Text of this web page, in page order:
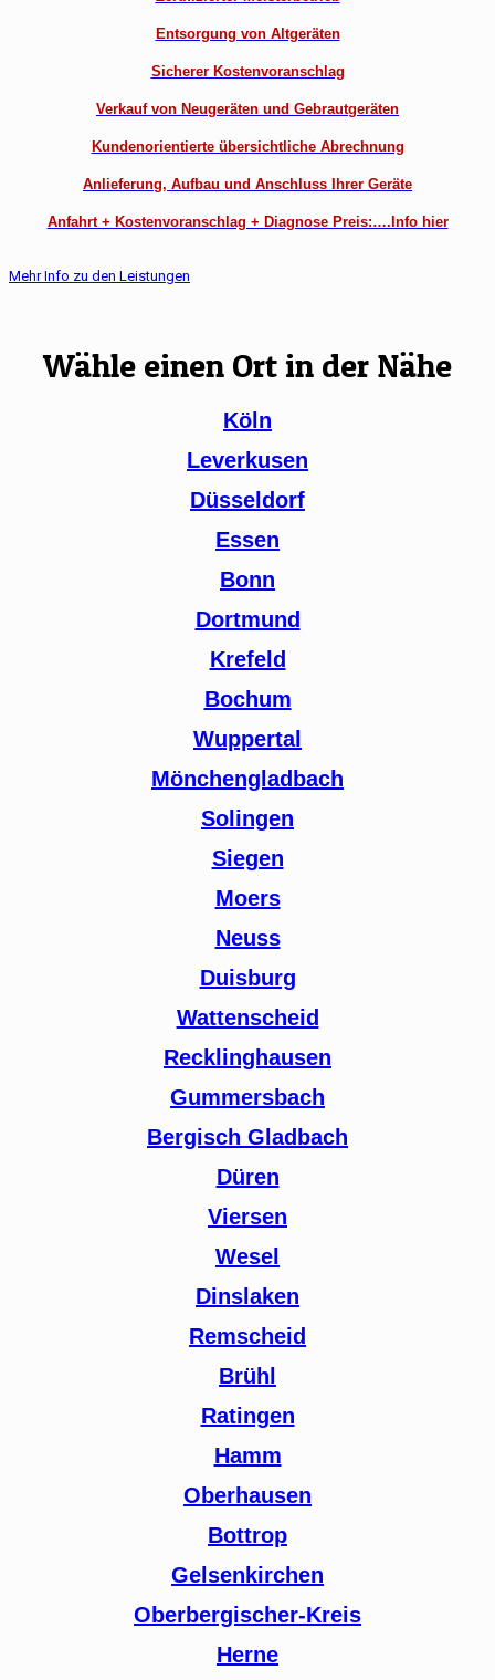
Entsorgung von Altgeräten
Sicherer Kostenvoranschlag
Verkauf von Neugeräten und Gebrautgeräten
Kundenorientierte übersichtliche Abrechnung
Anlieferung, Aufbau und Anschluss Ihrer Geräte
Anfahrt + Kostenvoranschlag + Diagnose Preis:….Info hier
Mehr Info zu den Leistungen
Wähle einen Ort in der Nähe
Köln
Leverkusen
Düsseldorf
Essen
Bonn
Dortmund
Krefeld
Bochum
Wuppertal
Mönchengladbach
Solingen
Siegen
Moers
Neuss
Duisburg
Wattenscheid
Recklinghausen
Gummersbach
Bergisch Gladbach
Düren
Viersen
Wesel
Dinslaken
Remscheid
Brühl
Ratingen
Hamm
Oberhausen
Bottrop
Gelsenkirchen
Oberbergischer-Kreis
Herne